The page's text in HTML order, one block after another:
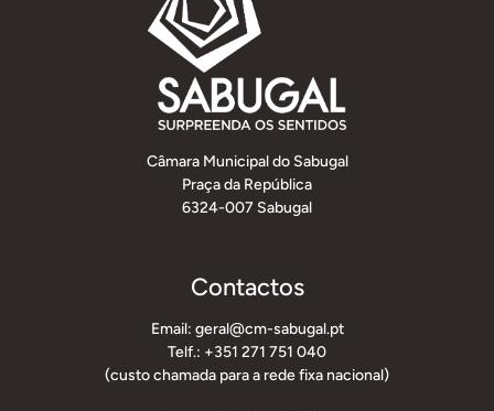
Câmara Municipal do Sabugal
Praça da República
6324-007 Sabugal
Contactos
Email: geral@cm-sabugal.pt
Telf.: +351 271 751 040
(custo chamada para a rede fixa nacional)